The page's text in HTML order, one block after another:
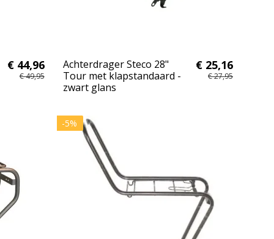
€ 44,96
€ 49,95
Achterdrager Steco 28"
Tour met klapstandaard -
zwart glans
€ 25,16
€ 27,95
-5%